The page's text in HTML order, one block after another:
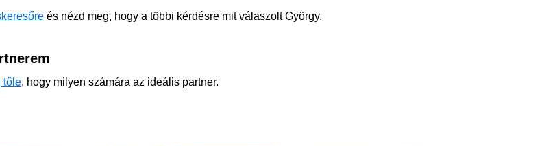
és nézd meg, hogy a többi kérdésre mit válaszolt György.
tőle, hogy milyen számára az ideális partner.